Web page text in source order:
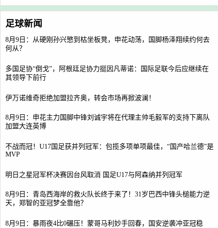
足球新闻
8月9日：从硬刚孙兴慜到枯坐板凳，申花动荡，国脚杨泽翔续约何去
何从？
多国足协“倒戈”，阿根廷足协力挺因凡蒂诺：国际足联今后应继续在
其领导下前行
伊万诺维奇拒绝加盟拉齐奥，转会市场再掀波澜！
8月9日：申花主力国脚中锋刘诚宇将在代理主帅毛毅军的支持下离队
加盟大连英博
不战而冠！U17国足获并列冠军：包揽多项单项最佳，“国产哈兰德”是
MVP
明日之星冠军杯决赛因台风取消 国足U17与阿森纳并列冠军
8月9日：青岛西海岸的救火队长终于来了！31岁巴西中锋头槌能力逆
天，郑智的亚冠梦全靠他？
8月9日：暴雨夜4比0碾压！蒙哥马利妙手回春，国安逆袭冲亚冠稳